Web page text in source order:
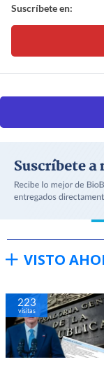
Suscríbete en:
VISTO
223
visitas